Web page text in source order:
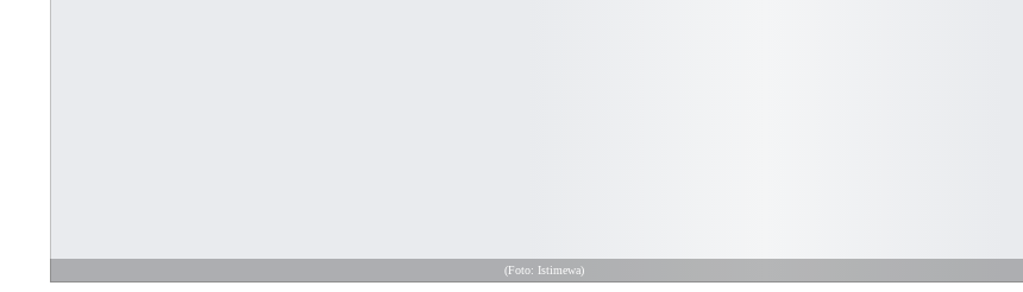
(Foto: Istimewa)